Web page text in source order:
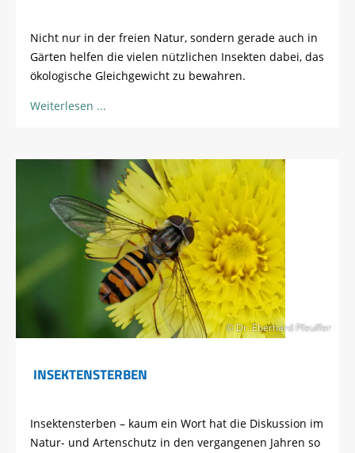
Nicht nur in der freien Natur, sondern gerade auch in
Gärten helfen die vielen nützlichen Insekten dabei, das
ökologische Gleichgewicht zu bewahren.
Weiterlesen
© Dr. Eberhard Pfeuffer
INSEKTENSTERBEN
Insektensterben – kaum ein Wort hat die Diskussion im
Natur- und Artenschutz in den vergangenen Jahren so